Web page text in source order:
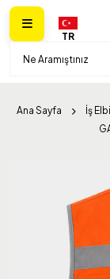
TR
Ana Sayfa İş